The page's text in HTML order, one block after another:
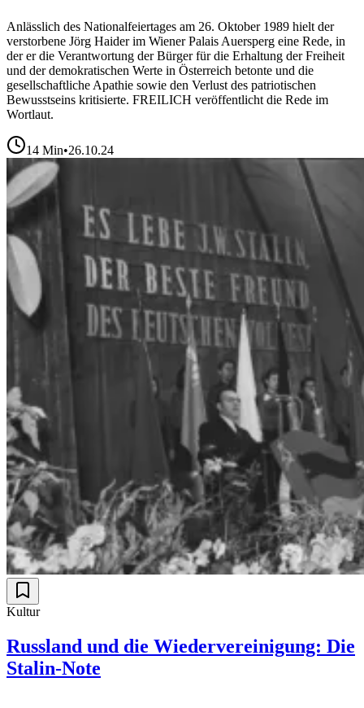
Anlässlich des Nationalfeiertages am 26. Oktober 1989 hielt der
verstorbene Jörg Haider im Wiener Palais Auersperg eine Rede, in
der er die Verantwortung der Bürger für die Erhaltung der Freiheit
und der demokratischen Werte in Österreich betonte und die
gesellschaftliche Apathie sowie den Verlust des patriotischen
Bewusstseins kritisierte. FREILICH veröffentlicht die Rede im
Wortlaut.
14 Min•26.10.24
Kultur
Russland und die Wiedervereinigung: Die
Stalin-Note